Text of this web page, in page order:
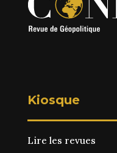
Kiosque
Lire les revues